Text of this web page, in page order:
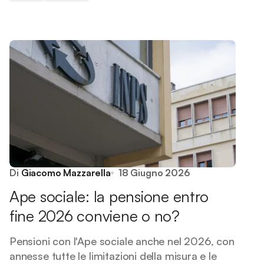
Di Giacomo Mazzarella 18 Giugno 2026
Ape sociale: la pensione entro
fine 2026 conviene o no?
Pensioni con l'Ape sociale anche nel 2026, con
annesse tutte le limitazioni della misura e le